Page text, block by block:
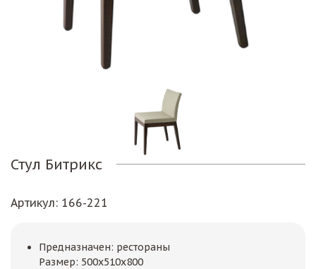
Стул Битрикс
Артикул: 166-221
Предназначен: рестораны
Размер: 500х510х800